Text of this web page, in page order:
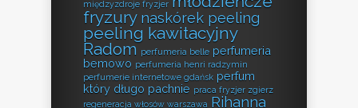
międzyzdroje fryzjer
fryzury naskórek peeling
peeling kawitacyjny
Radom perfumeria belle perfumeria
bemowo perfumeria henri radzymin
perfumerie internetowe gdańsk perfum
który długo pachnie praca fryzjer zgierz
regeneracja włosów warszawa Rihanna